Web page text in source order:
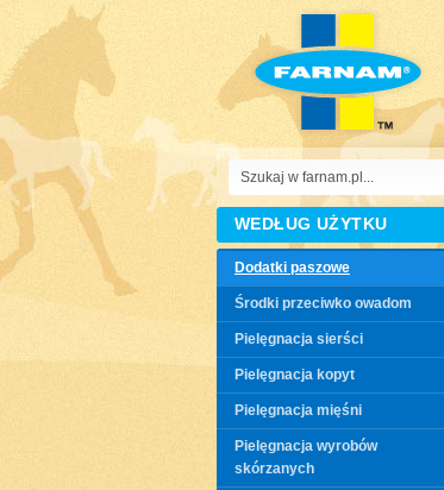
WEDŁUG UŻYTKU
Dodatki paszowe
Środki przeciwko owadom
Pielęgnacja sierści
Pielęgnacja kopyt
Pielęgnacja mięśni
Pielęgnacja wyrobów
skórzanych